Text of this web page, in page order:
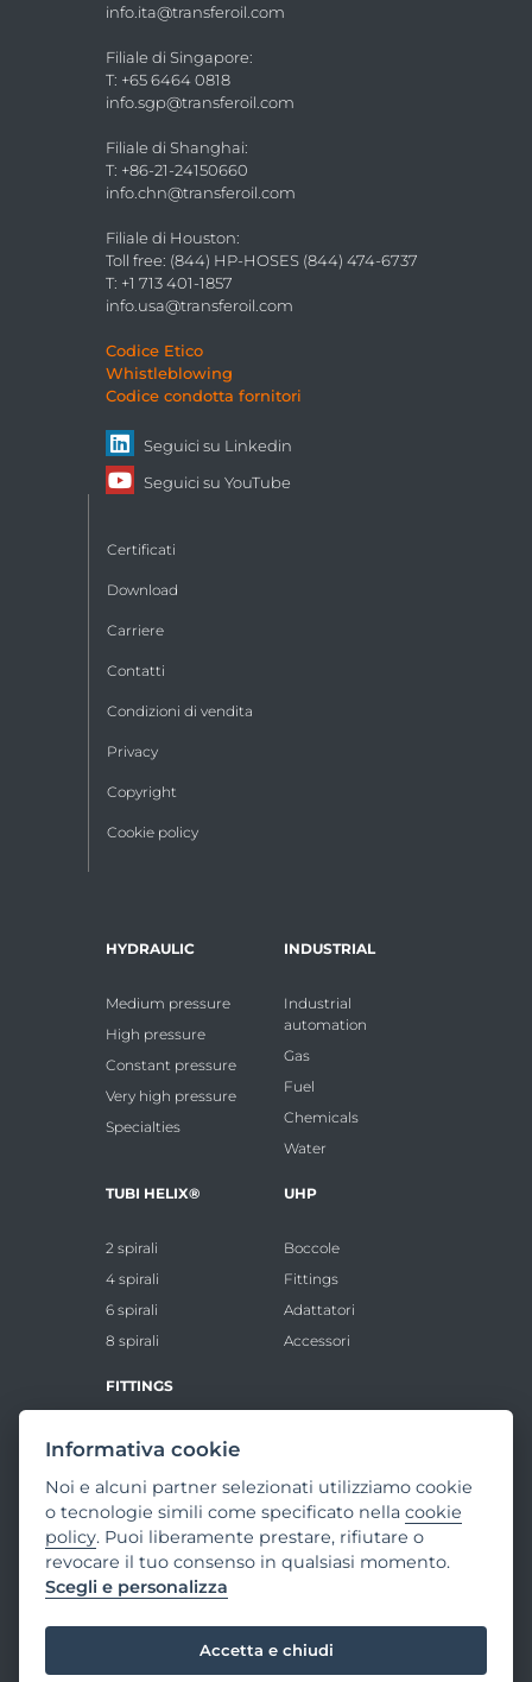
HYDRAULIC
Medium pressure
High pressure
Constant pressure
Very high pressure
Specialties
INDUSTRIAL
Industrial
automation
Gas
Fuel
Chemicals
Water
TUBI HELIX®
2 spirali
4 spirali
6 spirali
8 spirali
UHP
Boccole
Fittings
Adattatori
Accessori
FITTINGS
Boccole Standard
Boccole VHP
Inserti VHP
VAT and business register of Parma:
IT02306450343 - share capital: 2.500.000€
info.ita@transferoil.com
Filiale di Singapore:
T: +65 6464 0818
info.sgp@transferoil.com
Filiale di Shanghai:
T: +86-21-24150660
info.chn@transferoil.com
Filiale di Houston:
Toll free: (844) HP-HOSES (844) 474-6737
T: +1 713 401-1857
info.usa@transferoil.com
Codice Etico
Whistleblowing
Codice condotta fornitori
Seguici su Linkedin
Seguici su YouTube
Certificati
Download
Carriere
Contatti
Condizioni di vendita
Privacy
Copyright
Cookie policy
Informativa cookie
Noi e alcuni partner selezionati utilizziamo cookie
o tecnologie simili come specificato nellacookie
policy. Puoi liberamente prestare, rifiutare o
revocare il tuo consenso in qualsiasi momento.
Scegli e personalizza
Accetta e chiudi